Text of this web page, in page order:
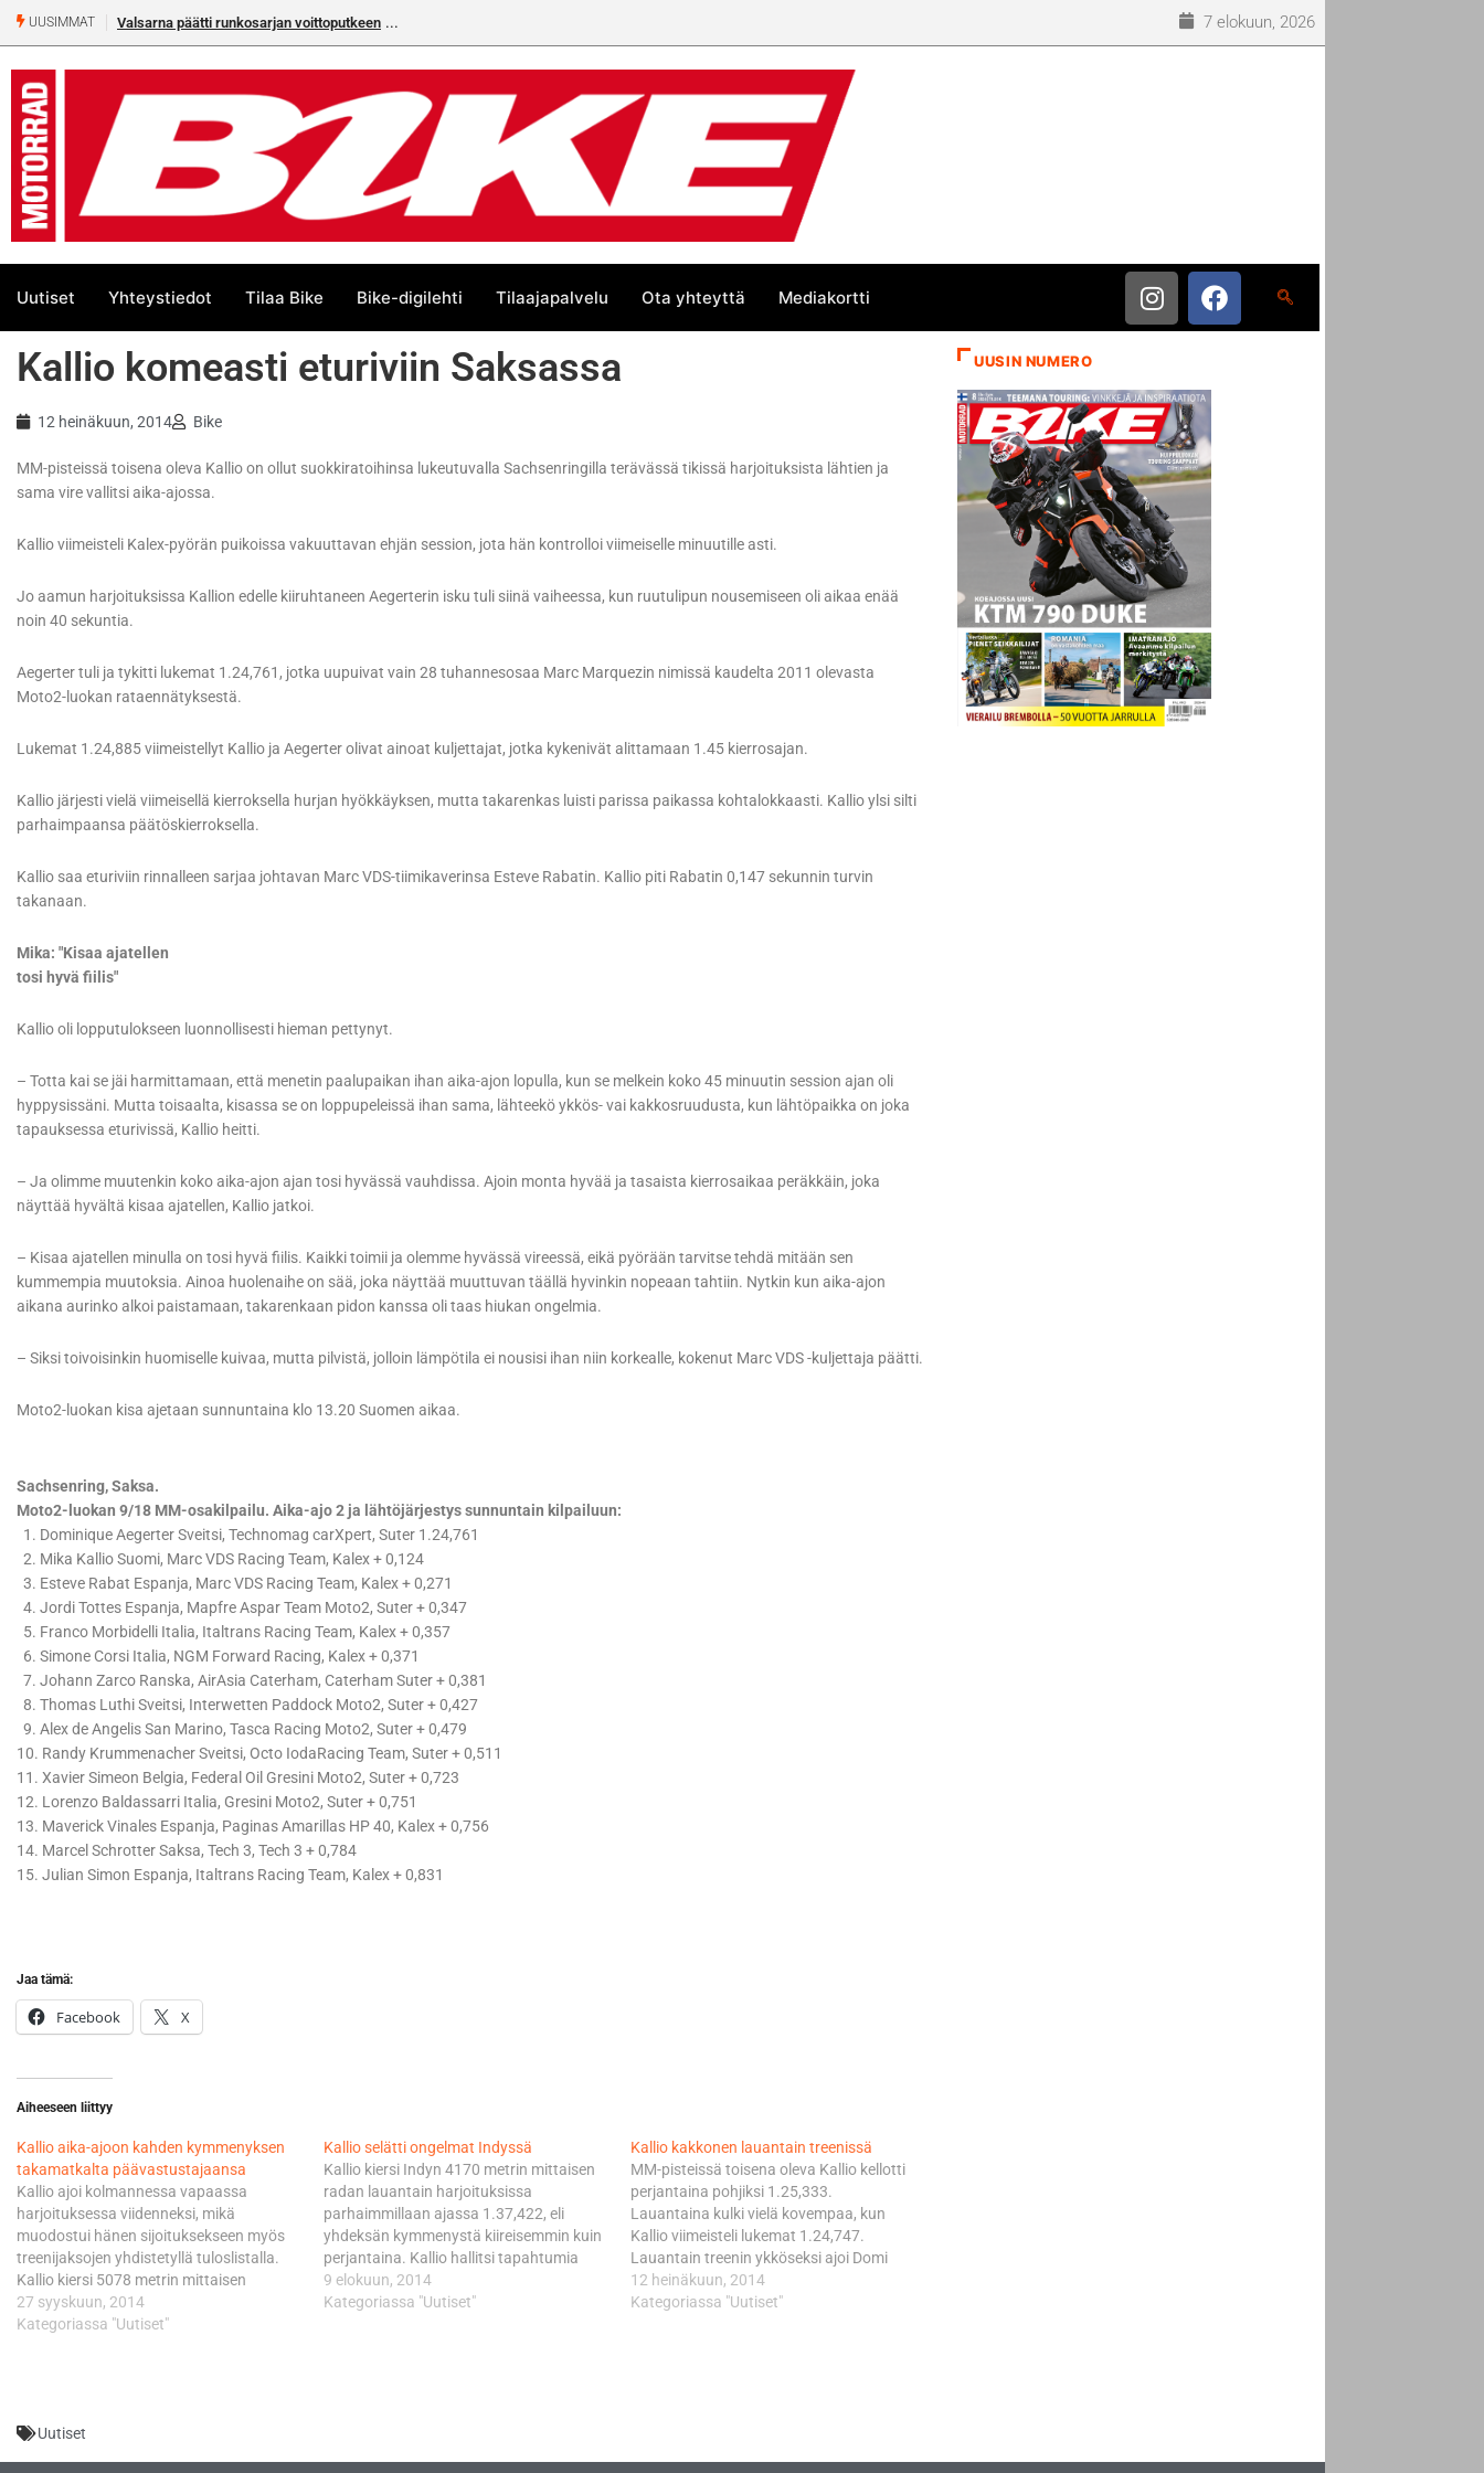
UUSIMMAT Valsarna päätti runkosarjan voittoputkeen 7 elokuun, 2026
Uutiset Yhteystiedot Tilaa Bike Bike-digilehti Tilaajapalvelu Ota yhteyttä Mediakortti
Kallio komeasti eturiviin Saksassa
12 heinäkuun, 2014 Bike
MM-pisteissä toisena oleva Kallio on ollut suokkiratoihinsa lukeutuvalla Sachsenringilla terävässä tikissä harjoituksista lähtien ja
sama vire vallitsi aika-ajossa.
Kallio viimeisteli Kalex-pyörän puikoissa vakuuttavan ehjän session, jota hän kontrolloi viimeiselle minuutille asti.
Jo aamun harjoituksissa Kallion edelle kiiruhtaneen Aegerterin isku tuli siinä vaiheessa, kun ruutulipun nousemiseen oli aikaa enää
noin 40 sekuntia.
Aegerter tuli ja tykitti lukemat 1.24,761, jotka uupuivat vain 28 tuhannesosaa Marc Marquezin nimissä kaudelta 2011 olevasta
Moto2-luokan rataennätyksestä.
Lukemat 1.24,885 viimeistellyt Kallio ja Aegerter olivat ainoat kuljettajat, jotka kykenivät alittamaan 1.45 kierrosajan.
Kallio järjesti vielä viimeisellä kierroksella hurjan hyökkäyksen, mutta takarenkas luisti parissa paikassa kohtalokkaasti. Kallio ylsi silti
parhaimpaansa päätöskierroksella.
Kallio saa eturiviin rinnalleen sarjaa johtavan Marc VDS-tiimikaverinsa Esteve Rabatin. Kallio piti Rabatin 0,147 sekunnin turvin
takanaan.
Mika: "Kisaa ajatellen
tosi hyvä fiilis"
Kallio oli lopputulokseen luonnollisesti hieman pettynyt.
– Totta kai se jäi harmittamaan, että menetin paalupaikan ihan aika-ajon lopulla, kun se melkein koko 45 minuutin session ajan oli
hyppysissäni. Mutta toisaalta, kisassa se on loppupeleissä ihan sama, lähteekö ykkös- vai kakkosruudusta, kun lähtöpaikka on joka
tapauksessa eturivissä, Kallio heitti.
– Ja olimme muutenkin koko aika-ajon ajan tosi hyvässä vauhdissa. Ajoin monta hyvää ja tasaista kierrosaikaa peräkkäin, joka
näyttää hyvältä kisaa ajatellen, Kallio jatkoi.
– Kisaa ajatellen minulla on tosi hyvä fiilis. Kaikki toimii ja olemme hyvässä vireessä, eikä pyörään tarvitse tehdä mitään sen
kummempia muutoksia. Ainoa huolenaihe on sää, joka näyttää muuttuvan täällä hyvinkin nopeaan tahtiin. Nytkin kun aika-ajon
aikana aurinko alkoi paistamaan, takarenkaan pidon kanssa oli taas hiukan ongelmia.
– Siksi toivoisinkin huomiselle kuivaa, mutta pilvistä, jolloin lämpötila ei nousisi ihan niin korkealle, kokenut Marc VDS -kuljettaja päätti.
Moto2-luokan kisa ajetaan sunnuntaina klo 13.20 Suomen aikaa.
Sachsenring, Saksa.
Moto2-luokan 9/18 MM-osakilpailu. Aika-ajo 2 ja lähtöjärjestys sunnuntain kilpailuun:
1. Dominique Aegerter Sveitsi, Technomag carXpert, Suter 1.24,761
2. Mika Kallio Suomi, Marc VDS Racing Team, Kalex + 0,124
3. Esteve Rabat Espanja, Marc VDS Racing Team, Kalex + 0,271
4. Jordi Tottes Espanja, Mapfre Aspar Team Moto2, Suter + 0,347
5. Franco Morbidelli Italia, Italtrans Racing Team, Kalex + 0,357
6. Simone Corsi Italia, NGM Forward Racing, Kalex + 0,371
7. Johann Zarco Ranska, AirAsia Caterham, Caterham Suter + 0,381
8. Thomas Luthi Sveitsi, Interwetten Paddock Moto2, Suter + 0,427
9. Alex de Angelis San Marino, Tasca Racing Moto2, Suter + 0,479
10. Randy Krummenacher Sveitsi, Octo IodaRacing Team, Suter + 0,511
11. Xavier Simeon Belgia, Federal Oil Gresini Moto2, Suter + 0,723
12. Lorenzo Baldassarri Italia, Gresini Moto2, Suter + 0,751
13. Maverick Vinales Espanja, Paginas Amarillas HP 40, Kalex + 0,756
14. Marcel Schrotter Saksa, Tech 3, Tech 3 + 0,784
15. Julian Simon Espanja, Italtrans Racing Team, Kalex + 0,831
Jaa tämä:
Facebook X
Aiheeseen liittyy
Kallio aika-ajoon kahden kymmenyksen
takamatkalta päävastustajaansa
Kallio ajoi kolmannessa vapaassa
harjoituksessa viidenneksi, mikä
muodostui hänen sijoituksekseen myös
treenijaksojen yhdistetyllä tuloslistalla.
Kallio kiersi 5078 metrin mittaisen
espanjalaisradan lauantaina lukemin
1.54,090, joilla hän pystyi parantamaan
mutta hän ei kyennyt kohentamaan
27 syyskuun, 2014
Kategoriassa "Uutiset"
Kallio selätti ongelmat Indyssä
Kallio kiersi Indyn 4170 metrin mittaisen
radan lauantain harjoituksissa
parhaimmillaan ajassa 1.37,422, eli
yhdeksän kymmenystä kiireisemmin kuin
perjantaina. Kallio hallitsi tapahtumia
pitkään, kunnes Dominique Aegerter ja
Esteve Rabat tuikkasivat edelle noin
9 elokuun, 2014
Kategoriassa "Uutiset"
Kallio kakkonen lauantain treenissä
MM-pisteissä toisena oleva Kallio kellotti
perjantaina pohjiksi 1.25,333.
Lauantaina kulki vielä kovempaa, kun
Kallio viimeisteli lukemat 1.24,747.
Lauantain treenin ykköseksi ajoi Domi
Aegerter, josta Kallio jäi ainoastaan 74
tuhannesosaa. Sarjaa johtava Kallion
12 heinäkuun, 2014
Kategoriassa "Uutiset"
Uutiset
UUSIN NUMERO